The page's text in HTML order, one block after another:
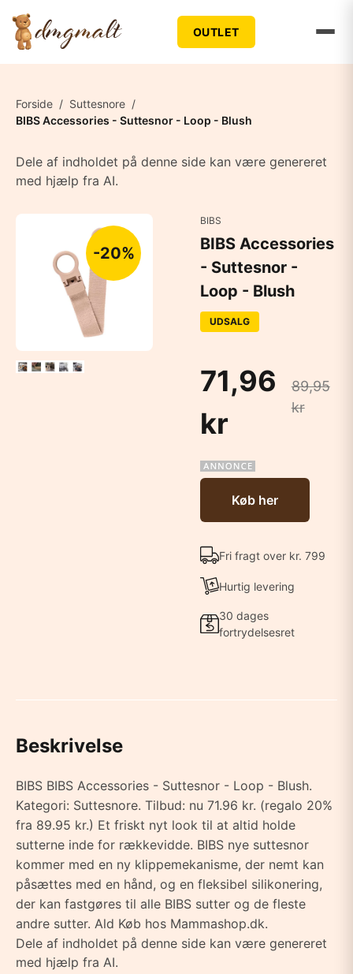
OUTLET
Forside / Suttesnore /
BIBS Accessories - Suttesnor - Loop - Blush
Dele af indholdet på denne side kan være genereret
med hjælp fra AI.
-20%
BIBS
BIBS Accessories
- Suttesnor -
Loop - Blush
UDSALG
71,96
kr
89,95
kr
Køb her
Fri fragt over kr. 799
Hurtig levering
30 dages
fortrydelsesret
Beskrivelse
BIBS BIBS Accessories - Suttesnor - Loop - Blush.
Kategori: Suttesnore. Tilbud: nu 71.96 kr. (regalo 20%
fra 89.95 kr.) Et friskt nyt look til at altid holde
sutterne inde for rækkevidde. BIBS nye suttesnor
kommer med en ny klippemekanisme, der nemt kan
påsættes med en hånd, og en fleksibel silikonering,
der kan fastgøres til alle BIBS sutter og de fleste
andre sutter. Ald Køb hos Mammashop.dk.
Dele af indholdet på denne side kan være genereret
med hjælp fra AI.